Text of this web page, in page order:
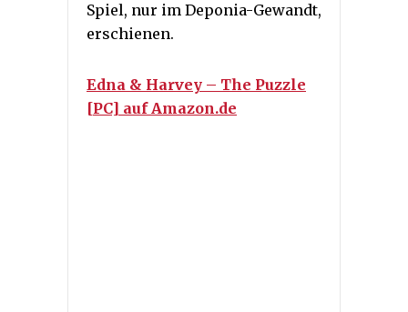
Spiel, nur im Deponia-Gewandt,
erschienen.
Edna & Harvey – The Puzzle
[PC] auf Amazon.de